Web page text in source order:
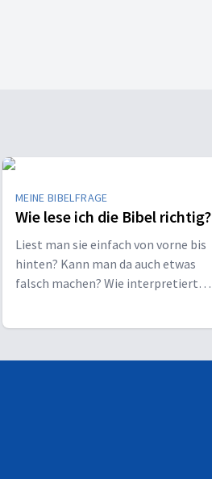
MEINE BIBELFRAGE
Wie lese ich die Bibel richtig?
Liest man sie einfach von vorne bis
hinten? Kann man da auch etwas
falsch machen? Wie interpretiert